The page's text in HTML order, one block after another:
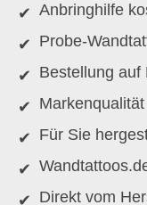
Anbringhilfe
Probe-
Bestellung auf
Für Sie
Direkt vom